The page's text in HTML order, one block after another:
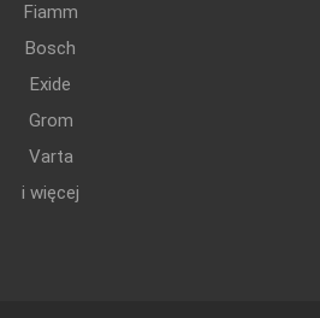
Fiamm
Bosch
Exide
Grom
Varta
i więcej